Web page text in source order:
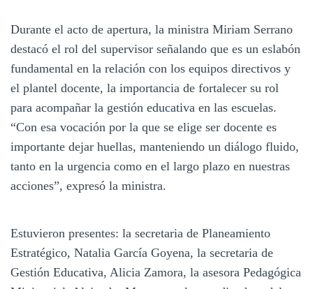
Durante el acto de apertura, la ministra Miriam Serrano
destacó el rol del supervisor señalando que es un eslabón
fundamental en la relación con los equipos directivos y
el plantel docente, la importancia de fortalecer su rol
para acompañar la gestión educativa en las escuelas.
“Con esa vocación por la que se elige ser docente es
importante dejar huellas, manteniendo un diálogo fluido,
tanto en la urgencia como en el largo plazo en nuestras
acciones”, expresó la ministra.
Estuvieron presentes: la secretaria de Planeamiento
Estratégico, Natalia García Goyena, la secretaria de
Gestión Educativa, Alicia Zamora, la asesora Pedagógica